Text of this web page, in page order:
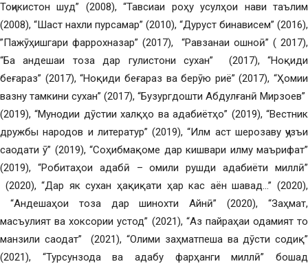
Тоҷикистон шуд” (2008), “Тавсиаи роҳу усулҳои нави таълим
(2008), “Шаст нахли пурсамар” (2010), “Дуруст бинависем” (2016),
”Пажӯҳишгари фаррохназар” (2017), “Равзанаи ошноӣ” ( 2017),
“Ба андешаи тоза дар гулистони сухан” (2017), “Ноқиди
беғараз” (2017), “Ноқиди беғараз ва берӯю риё” (2017), “Ҳомии
вазну тамкини сухан” (2017), “Бузургдошти Абдулғанӣ Мирзоев”
(2019), “Мунодии дӯстии халқҳо ва адабиётҳо” (2019), “Вестник
дружбы народов и литератур” (2019), “Илм аст шерозаву ҷузъи
саодати ӯ” (2019), “Соҳибмақоме дар кишвари илму маърифат”
(2019), “Робитаҳои адабӣ – омили рушди адабиёти миллӣ”
(2020), “Дар як сухан ҳақиқати ҳар кас аён шавад…” (2020),
“Андешаҳои тоза дар шинохти Айнӣ” (2020), “Заҳмат,
масъулият ва хоксории устод” (2021), “Аз пайраҳаи одамият то
манзили саодат” (2021), “Олими заҳматпеша ва дӯсти содиқ”
(2021), “Турсунзода ва адабу фарҳанги миллӣ” бошад